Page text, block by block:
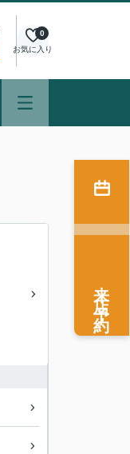
お気に入り
0
来店予約